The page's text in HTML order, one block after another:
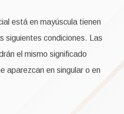
está en mayúscula tienen
siguientes condiciones. Las
el mismo significado
aparezcan en singular o en